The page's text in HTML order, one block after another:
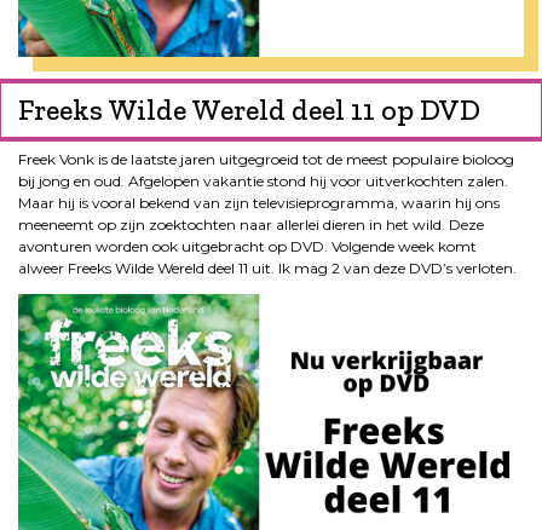
Freeks Wilde Wereld deel 11 op DVD
Freek Vonk is de laatste jaren uitgegroeid tot de meest populaire bioloog
bij jong en oud. Afgelopen vakantie stond hij voor uitverkochten zalen.
Maar hij is vooral bekend van zijn televisieprogramma, waarin hij ons
meeneemt op zijn zoektochten naar allerlei dieren in het wild. Deze
avonturen worden ook uitgebracht op DVD. Volgende week komt
alweer Freeks Wilde Wereld deel 11 uit. Ik mag 2 van deze DVD’s verloten.